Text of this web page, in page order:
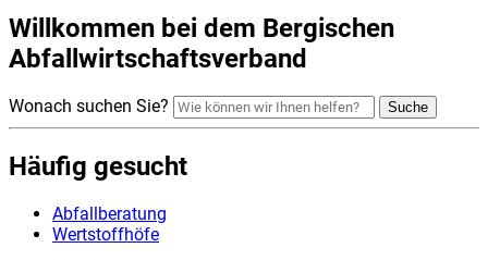
Willkommen bei dem Bergischen
Abfallwirtschaftsverband
Wonach suchen Sie? Suche
Häufig gesucht
Abfallberatung
Wertstoffhöfe